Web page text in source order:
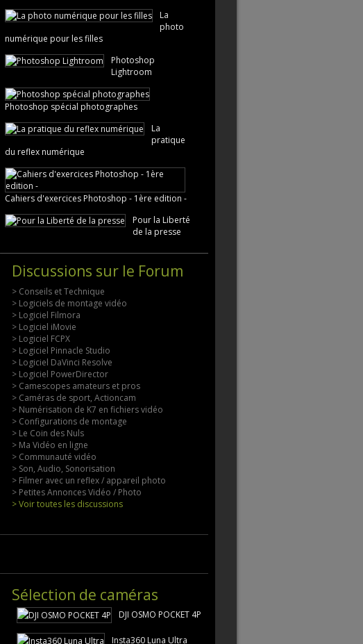
La
photo
numérique pour les filles
Photoshop
Lightroom
Photoshop spécial photographes
La
pratique
du reflex numérique
Cahiers d'exercices Photoshop - 1ère edition -
Pour la Liberté
de la presse
Discussions sur le Forum
> Conseils et Technique
> Logiciels de montage vidéo
> Logiciel Filmora
> Logiciel iMovie
> Logiciel FCPX
> Logiciel Pinnacle Studio
> Logiciel DaVinci Resolve
> Logiciel PowerDirector
> Camescopes amateurs et pros
> Caméras de sport, Actioncam
> Numérisation de K7 en fichiers vidéo
> Configurations de montage
> Le Coin des Nuls
> Ma Vidéo en ligne
> Communauté vidéo
> Son, Audio, Sonorisation
> Filmer avec un reflex / appareil photo
> Petites Annonces Vidéo / Photo
> Voir toutes les discussions
Sélection de caméras
DJI OSMO POCKET 4P
Insta360 Luna Ultra